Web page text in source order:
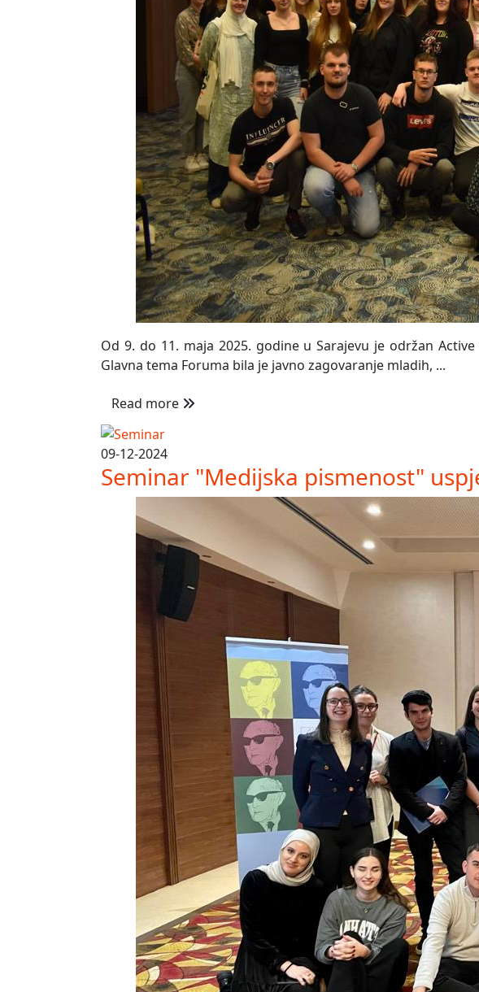
Od 9. do 11. maja 2025. godine u Sarajevu je održan
Glavna tema Foruma bila je javno zagovaranje mladih, ...
Read more
09-12-2024
Seminar "Medijska pismenost"